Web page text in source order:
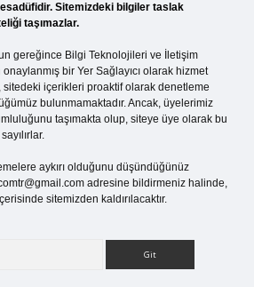
Sitemizdeki bilgiler taslak
taşımazlar.
gereğince Bilgi Teknolojileri ve İletişim
bir Yer Sağlayıcı olarak hizmet
içerikleri proaktif olarak denetleme
bulunmamaktadır. Ancak, üyelerimiz
taşımakta olup, siteye üye olarak bu
aykırı olduğunu düşündüğünüz
adresine bildirmeniz halinde,
sitemizden kaldırılacaktır.